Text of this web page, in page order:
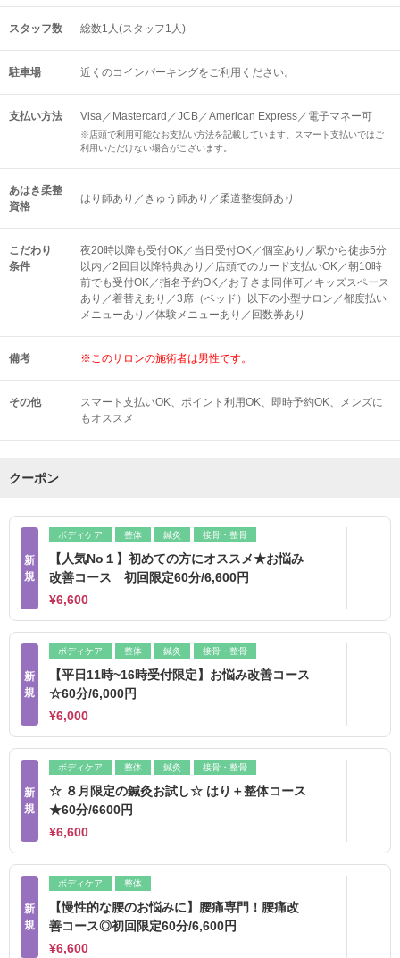
スタッフ数 総数1人(スタッフ1人)
駐車場 近くのコインパーキングをご利用ください。
支払い方法 Visa／Mastercard／JCB／American Express／電子マネー可
※店頭で利用可能なお支払い方法を記載しています。スマート支払いではご
利用いただけない場合がございます。
あはき柔整
資格
はり師あり／きゅう師あり／柔道整復師あり
こだわり
条件
夜20時以降も受付OK／当日受付OK／個室あり／駅から徒歩5分
以内／2回目以降特典あり／店頭でのカード支払いOK／朝10時
前でも受付OK／指名予約OK／お子さま同伴可／キッズスペース
あり／着替えあり／3席（ベッド）以下の小型サロン／都度払い
メニューあり／体験メニューあり／回数券あり
備考 ※このサロンの施術者は男性です。
その他 スマート支払いOK ポイント利用OK 即時予約OK
メンズに
もオススメ
クーポン
新
規
ボディケア 整体 鍼灸 接骨・整骨
【人気No１】初めての方にオススメ★お悩み
改善コース 初回限定60分/6,600円
¥6,600
新
規
ボディケア 整体 鍼灸 接骨・整骨
【平日11時~16時受付限定】お悩み改善コース
☆60分/6,000円
¥6,000
新
規
ボディケア 整体 鍼灸 接骨・整骨
☆ ８月限定の鍼灸お試し☆ はり＋整体コース
★60分/6600円
¥6,600
新
規
ボディケア 整体
【慢性的な腰のお悩みに】腰痛専門！腰痛改
善コース◎初回限定60分/6,600円
¥6,600